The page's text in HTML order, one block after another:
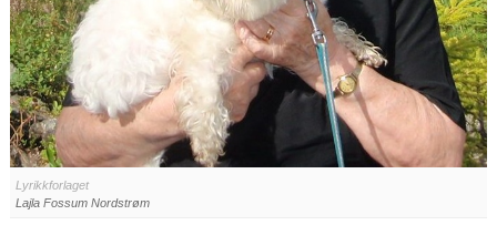
Lyrikkforlaget
Lajla Fossum Nordstrøm